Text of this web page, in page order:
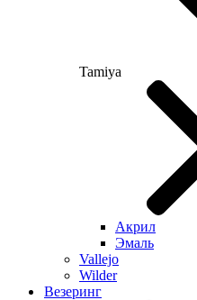
Tamiya
Акрил
Эмаль
Vallejo
Wilder
Везеринг